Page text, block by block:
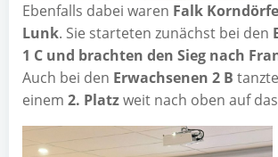
Eben­falls dabei waren Falk
Lunk. Sie star­te­ten zunächst bei den
1 C und brach­ten den Sieg nach
Auch bei den Erwach­se­nen 2 B
einem 2. Platzweit nach oben auf